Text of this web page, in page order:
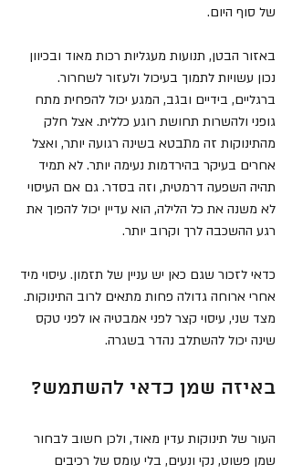
של סוף היום.
באזור הבטן, תנועות מעגליות רכות מאוד ובכיוון
נכון עשויות לתמוך בעיכול ולעזור לשחרור.
ברגליים, בידיים ובגב, המגע יכול להפחית מתח
גופני ולהשרות תחושת רוגע כללית. אצל חלק
מהתינוקות זה מתבטא בשינה רגועה יותר, ואצל
אחרים בעיקר בהירדמות נעימה יותר. לא תמיד
תהיה השפעה דרמטית, וזה בסדר. גם אם העיסוי
לא משנה את כל הלילה, הוא עדיין יכול להפוך את
רגע ההשכבה לרך וקרוב יותר.
כדאי לזכור שגם כאן יש עניין של תזמון. עיסוי מיד
אחרי ארוחה גדולה פחות מתאים לרוב התינוקות.
מצד שני, עיסוי קצר לפני אמבטיה או לפני טקס
שינה יכול להשתלב נהדר בשגרה.
באיזה שמן כדאי להשתמש?
העור של תינוקות עדין מאוד, ולכן חשוב לבחור
שמן פשוט, נקי ונעים, בלי עומס של רכיבים